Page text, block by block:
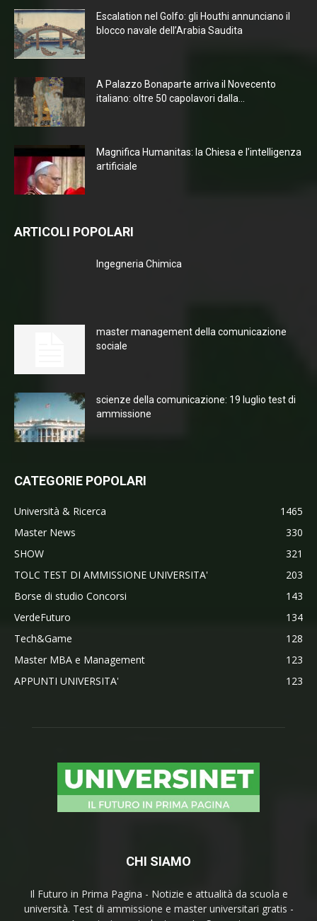
Escalation nel Golfo: gli Houthi annunciano il
blocco navale dell’Arabia Saudita
A Palazzo Bonaparte arriva il Novecento
italiano: oltre 50 capolavori dalla...
Magnifica Humanitas: la Chiesa e l’intelligenza
artificiale
ARTICOLI POPOLARI
Ingegneria Chimica
master management della comunicazione
sociale
scienze della comunicazione: 19 luglio test di
ammissione
CATEGORIE POPOLARI
Università & Ricerca
1465
Master News
330
SHOW
321
TOLC TEST DI AMMISSIONE UNIVERSITA'
203
Borse di studio Concorsi
143
VerdeFuturo
134
Tech&Game
128
Master MBA e Management
123
APPUNTI UNIVERSITA'
123
CHI SIAMO
Il Futuro in Prima Pagina - Notizie e attualità da scuola e
università. Test di ammissione e master universitari gratis -